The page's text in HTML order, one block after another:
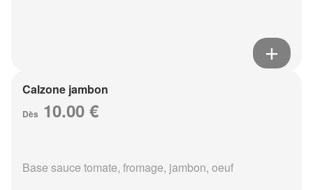
Calzone jambon
Dès 10.00 €
Base sauce tomate, fromage, jambon, oeuf